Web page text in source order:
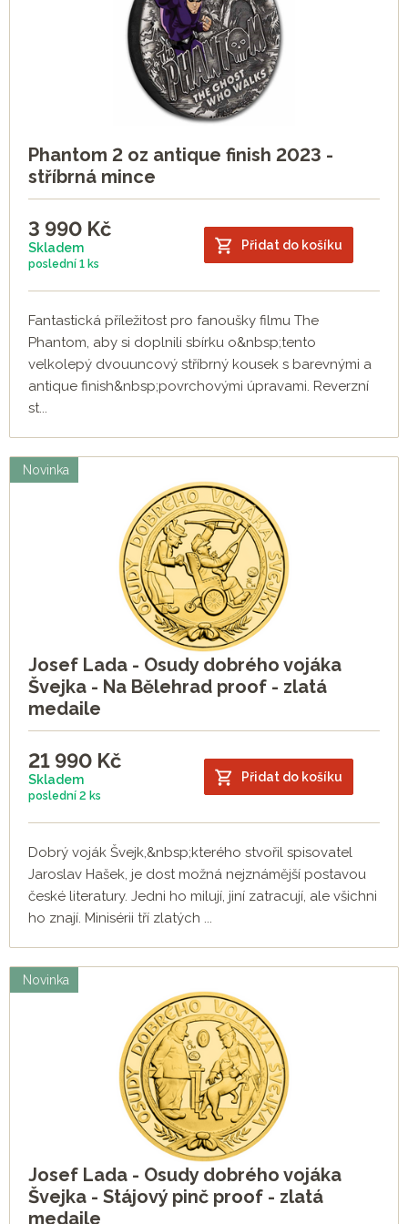
Phantom 2 oz antique finish 2023 -
stříbrná mince
3 990 Kč
Skladem
poslední 1 ks
Přidat do košíku
Fantastická příležitost pro fanoušky filmu The
Phantom, aby si doplnili sbírku o&nbsp;tento
velkolepý dvouuncový stříbrný kousek s barevnými a
antique finish&nbsp;povrchovými úpravami. Reverzní
st...
Novinka
Josef Lada - Osudy dobrého vojáka
Švejka - Na Bělehrad proof - zlatá
medaile
21 990 Kč
Skladem
poslední 2 ks
Přidat do košíku
Dobrý voják Švejk,&nbsp;kterého stvořil spisovatel
Jaroslav Hašek, je dost možná nejznámější postavou
české literatury. Jedni ho milují, jiní zatracují, ale všichni
ho znají. Minisérii tří zlatých ...
Novinka
Josef Lada - Osudy dobrého vojáka
Švejka - Stájový pinč proof - zlatá
medaile